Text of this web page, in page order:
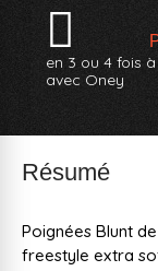
en 3 ou 4 fois
avec Oney
Résumé
Poignées Blunt
freestyle extra